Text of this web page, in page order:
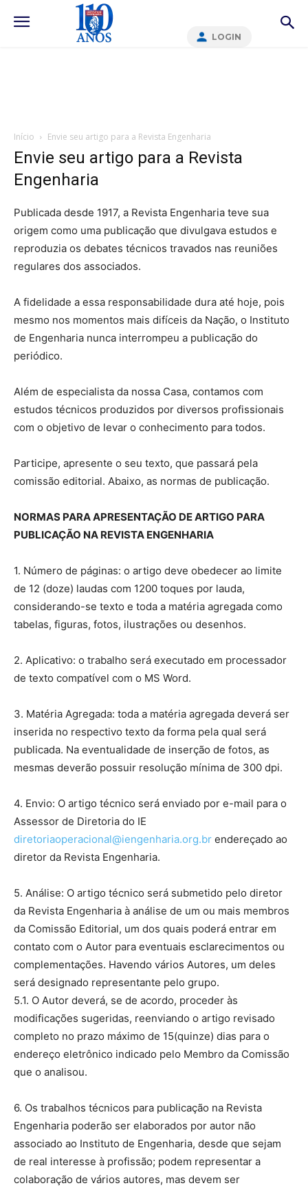
LOGIN
Início Envie seu artigo para a Revista Engenharia
Envie seu artigo para a Revista
Engenharia
Publicada desde 1917, a Revista Engenharia teve sua
origem como uma publicação que divulgava estudos e
reproduzia os debates técnicos travados nas reuniões
regulares dos associados.
A fidelidade a essa responsabilidade dura até hoje, pois
mesmo nos momentos mais difíceis da Nação, o Instituto
de Engenharia nunca interrompeu a publicação do
periódico.
Além de especialista da nossa Casa, contamos com
estudos técnicos produzidos por diversos profissionais
com o objetivo de levar o conhecimento para todos.
Participe, apresente o seu texto, que passará pela
comissão editorial. Abaixo, as normas de publicação.
NORMAS PARA APRESENTAÇÃO DE ARTIGO PARA
PUBLICAÇÃO NA REVISTA ENGENHARIA
1. Número de páginas: o artigo deve obedecer ao limite
de 12 (doze) laudas com 1200 toques por lauda,
considerando-se texto e toda a matéria agregada como
tabelas, figuras, fotos, ilustrações ou desenhos.
2. Aplicativo: o trabalho será executado em processador
de texto compatível com o MS Word.
3. Matéria Agregada: toda a matéria agregada deverá ser
inserida no respectivo texto da forma pela qual será
publicada. Na eventualidade de inserção de fotos, as
mesmas deverão possuir resolução mínima de 300 dpi.
4. Envio: O artigo técnico será enviado por e-mail para o
Assessor de Diretoria do IE
diretoriaoperacional@iengenharia.org.br endereçado ao
diretor da Revista Engenharia.
5. Análise: O artigo técnico será submetido pelo diretor
da Revista Engenharia à análise de um ou mais membros
da Comissão Editorial, um dos quais poderá entrar em
contato com o Autor para eventuais esclarecimentos ou
complementações. Havendo vários Autores, um deles
será designado representante pelo grupo.
5.1. O Autor deverá, se de acordo, proceder às
modificações sugeridas, reenviando o artigo revisado
completo no prazo máximo de 15(quinze) dias para o
endereço eletrônico indicado pelo Membro da Comissão
que o analisou.
6. Os trabalhos técnicos para publicação na Revista
Engenharia poderão ser elaborados por autor não
associado ao Instituto de Engenharia, desde que sejam
de real interesse à profissão; podem representar a
colaboração de vários autores, mas devem ser